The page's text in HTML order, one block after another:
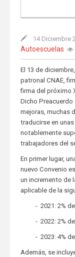
14 Diciembre
Autoescuelas
El 13 de
patronal CNAE,
firma del próximo
Dicho Preacuerdo
mejoras, muchas
traducirse en
notablemente
trabajadores del
En primer lugar,
nuevo Convenio
un incremento de
aplicable de la
- 2021: 2%
- 2022: 2%
- 2023: 4%
Además, se